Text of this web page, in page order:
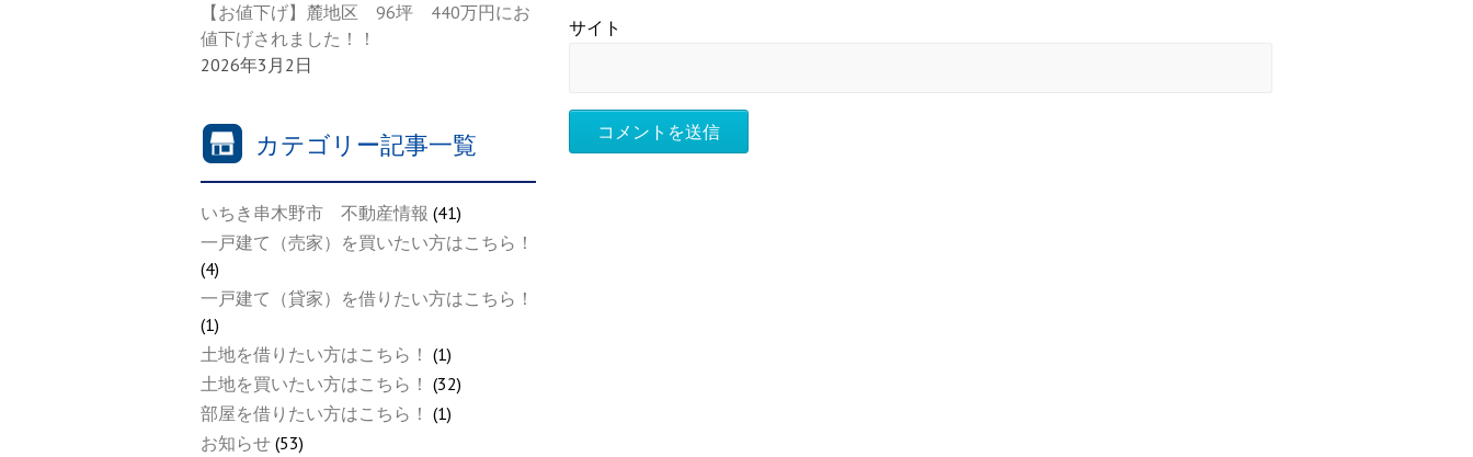
サイト
【お値下げ】麓地区 96坪 440万円にお
値下げされました！！
2026年3月2日
カテゴリー記事一覧
いちき串木野市 不動産情報 (41)
一戸建て（売家）を買いたい方はこちら！
(4)
一戸建て（貸家）を借りたい方はこちら！
(1)
土地を借りたい方はこちら！ (1)
土地を買いたい方はこちら！ (32)
部屋を借りたい方はこちら！ (1)
お知らせ (53)